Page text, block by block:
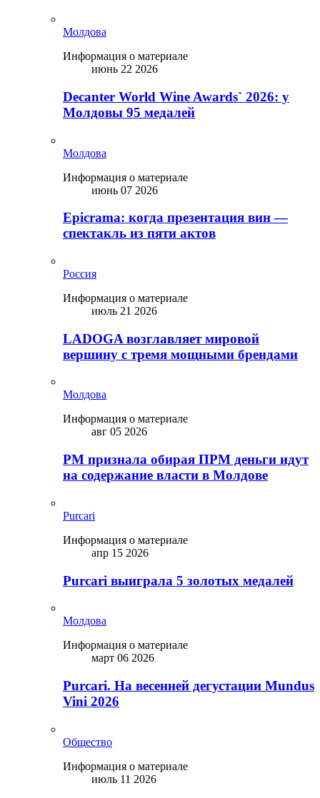
Молдова
Информация о материале
июнь 22 2026
Decanter World Wine Awards` 2026: у
Молдовы 95 медалей
Молдова
Информация о материале
июнь 07 2026
Epicrama: когда презентация вин —
спектакль из пяти актов
Россия
Информация о материале
июль 21 2026
LADOGA возглавляет мировой
вершину с тремя мощными брендами
Молдова
Информация о материале
авг 05 2026
PM признала обирая ПРМ деньги идут
на содержание власти в Молдове
Purcari
Информация о материале
апр 15 2026
Purcari выиграла 5 золотых медалей
Молдова
Информация о материале
март 06 2026
Purcari. На весенней дегустации Mundus
Vini 2026
Общество
Информация о материале
июль 11 2026